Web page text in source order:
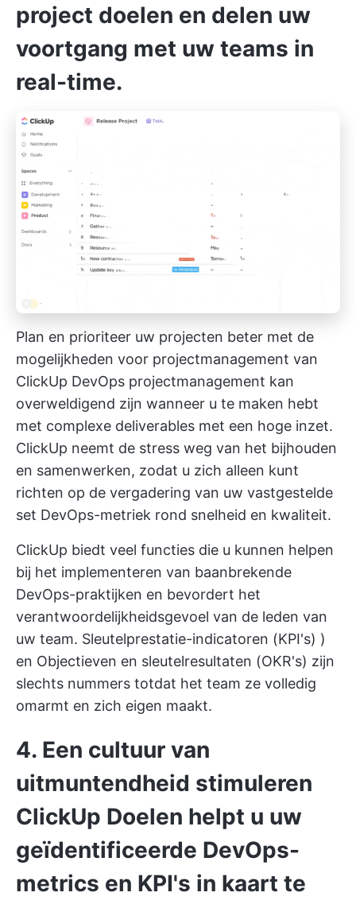
project doelen en delen uw
voortgang met uw teams in
real-time.
Plan en prioriteer uw projecten beter met de
mogelijkheden voor projectmanagement van
ClickUp DevOps projectmanagement kan
overweldigend zijn wanneer u te maken hebt
met complexe deliverables met een hoge inzet.
ClickUp neemt de stress weg van het bijhouden
en samenwerken, zodat u zich alleen kunt
richten op de vergadering van uw vastgestelde
set DevOps-metriek rond snelheid en kwaliteit.
ClickUp biedt veel functies die u kunnen helpen
bij het implementeren van baanbrekende
DevOps-praktijken en bevordert het
verantwoordelijkheidsgevoel van de leden van
uw team. Sleutelprestatie-indicatoren (KPI's) )
en Objectieven en sleutelresultaten (OKR's) zijn
slechts nummers totdat het team ze volledig
omarmt en zich eigen maakt.
4. Een cultuur van
uitmuntendheid stimuleren
ClickUp Doelen helpt u uw
geïdentificeerde DevOps-
metrics en KPI's in kaart te